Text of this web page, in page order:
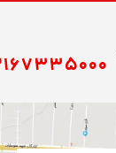
۰۲۱